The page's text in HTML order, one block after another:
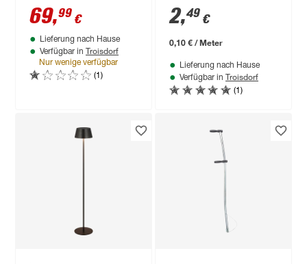
Absenkautomatik
weiß Duroplast
69,99 €
Lieferung nach Hause
Verfügbar in Troisdorf
Nur wenige verfügbar
(1)
2,49 €
0,10 € / Meter
Lieferung nach Hause
Verfügbar in Troisdorf
(1)